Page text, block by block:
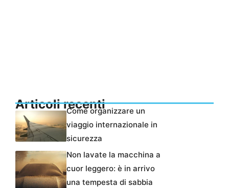
Articoli recentiCome organizzare un
viaggio internazionale in
sicurezza
Non lavate la macchina a
cuor leggero: è in arrivo
una tempesta di sabbia